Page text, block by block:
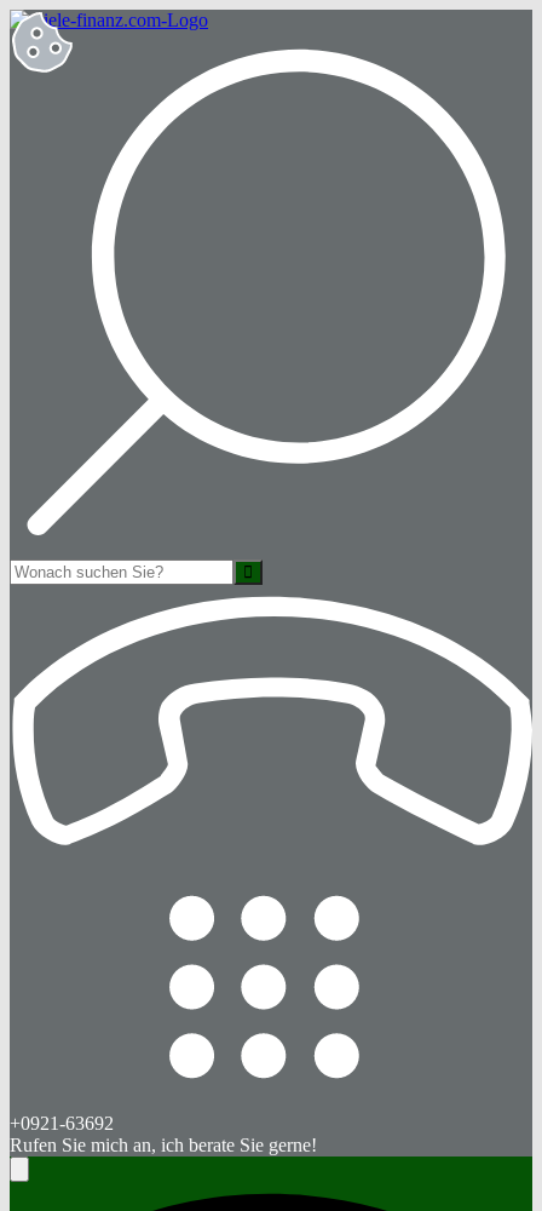
+0921-63692
Rufen Sie mich an, ich berate Sie gerne!